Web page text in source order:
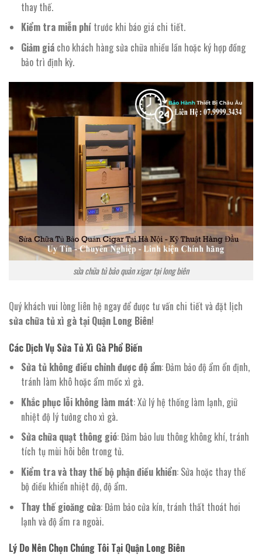
thay thế.
Kiểm tra miễn phítrước khi báo giá chi tiết.
Giảm giácho khách hàng sửa chữa nhiều lần hoặc ký hợp đồng
bảo trì định kỳ.
sửa chữa tủ bảo quản xigar tại long biên
Quý khách vui lòng liên hệ ngay để được tư vấn chi tiết và đặt lịch
sửa chữa tủ xì gà tại Quận Long Biên!
Các Dịch Vụ Sửa Tủ Xì Gà Phổ Biến
Sửa tủ không điều chỉnh được độ ẩm: Đảm bảo độ ẩm ổn định,
tránh làm khô hoặc ẩm mốc xì gà.
Khắc phục lỗi không làm mát: Xử lý hệ thống làm lạnh, giữ
nhiệt độ lý tưởng cho xì gà.
Sửa chữa quạt thông gió: Đảm bảo lưu thông không khí, tránh
tích tụ mùi hôi bên trong tủ.
Kiểm tra và thay thế bộ phận điều khiển: Sửa hoặc thay thế
bộ điều khiển nhiệt độ, độ ẩm.
Thay thế gioăng cửa: Đảm bảo cửa kín, tránh thất thoát hơi
lạnh và độ ẩm ra ngoài.
Lý Do Nên Chọn Chúng Tôi Tại Quận Long Biên